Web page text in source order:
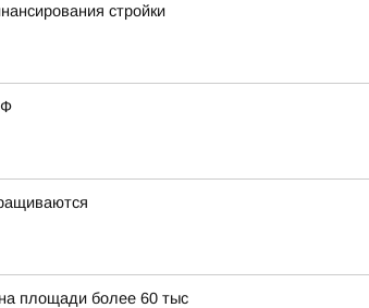
стройки
площади более 60 тыс